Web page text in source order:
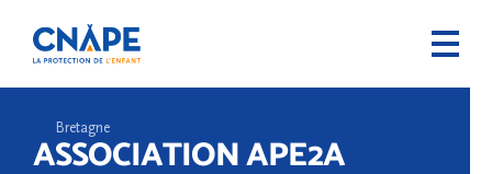
Bretagne
ASSOCIATION APE2A